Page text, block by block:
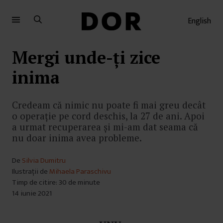
English
Mergi unde-ți zice
inima
Credeam că nimic nu poate fi mai greu decât
o operație pe cord deschis, la 27 de ani. Apoi
a urmat recuperarea și mi-am dat seama că
nu doar inima avea probleme.
De Silvia Dumitru
Ilustrații de Mihaela Paraschivu
Timp de citire: 30 de minute
14 iunie 2021